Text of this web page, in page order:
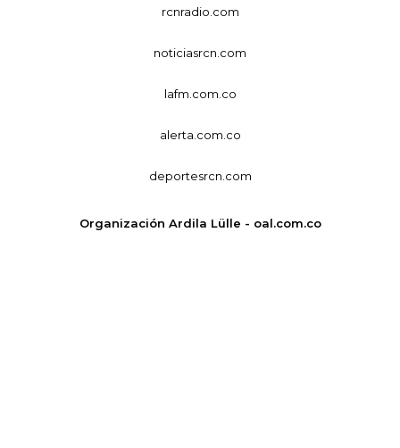
rcnradio.com
noticiasrcn.com
lafm.com.co
alerta.com.co
deportesrcn.com
Organización Ardila Lülle - oal.com.co